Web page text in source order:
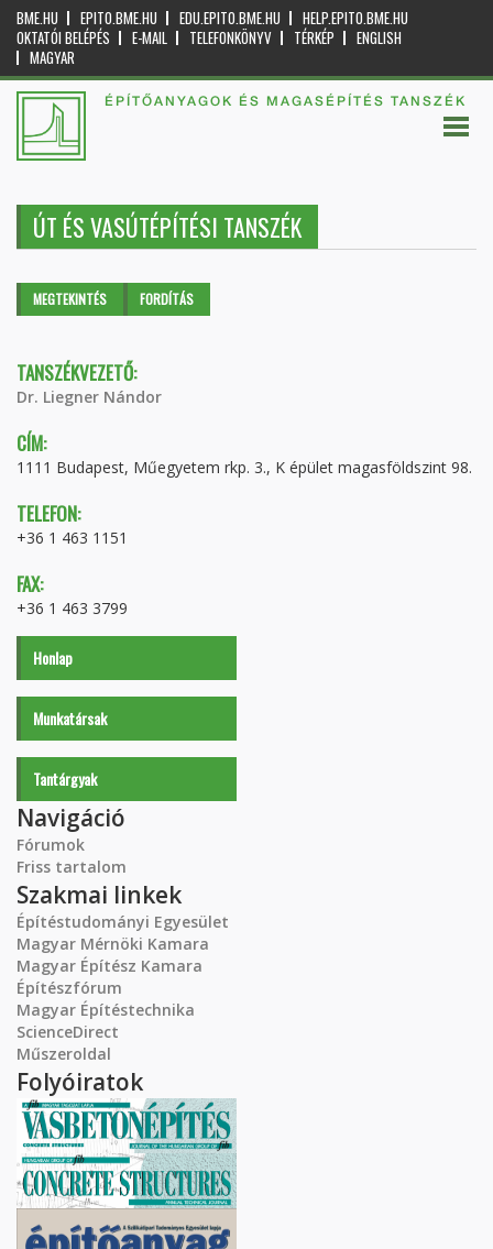
BME.HU EPITO.BME.HU EDU.EPITO.BME.HU
HELP.EPITO.BME.HU
OKTATÓI BELÉPÉS
E-MAIL TELEFONKÖNYV TÉRKÉP
ENGLISH
MAGYAR
ÉPÍTŐANYAGOK ÉS MAGASÉPÍTÉS TANSZÉK
ÚT ÉS VASÚTÉPÍTÉSI TANSZÉK
Elsődleges fülek
MEGTEKINTÉS (AKTÍVFORDÍTÁS
TANSZÉKVEZETŐ:
Dr. Liegner Nándor
CÍM:
1111 Budapest, Műegyetem rkp. 3., K épület magasföldszint 98.
TELEFON:
+36 1 463 1151
FAX:
+36 1 463 3799
Honlap
Munkatársak
Tantárgyak
Navigáció
Fórumok
Friss tartalom
Szakmai linkek
Építéstudományi Egyesület
Magyar Mérnöki Kamara
Magyar Építész Kamara
Építészfórum
Magyar Építéstechnika
ScienceDirect
Műszeroldal
Folyóiratok